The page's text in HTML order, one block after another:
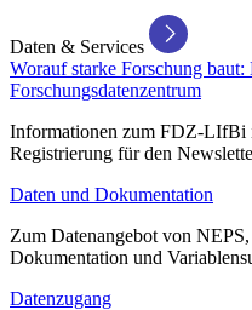
Daten & Services
Worauf starke Forschung
Forschungsdatenzentrum
Informationen zum FDZ-LIfBi
Registrierung für den
Daten und Dokumentation
Zum Datenangebot von
Dokumentation und
Datenzugang